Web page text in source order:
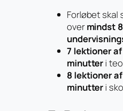
Forløbet
over mindst 8
7 lektioner af
minutter i
8 lektioner
minutter i